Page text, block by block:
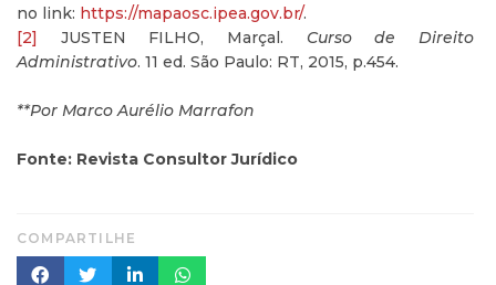
no link: https://mapaosc.ipea.gov.br/.
[2]
JUSTEN FILHO, Marçal. Curso de Direito
Administrativo. 11 ed. São Paulo: RT, 2015, p.454.
**Por Marco Aurélio Marrafon
Fonte: Revista Consultor Jurídico
COMPARTILHE